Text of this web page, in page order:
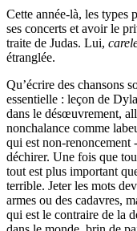
Cette année-là, les types
ses concerts et avoir le
traite de Judas. Lui,
étranglée.
Qu’écrire des chansons
essentielle : leçon de
dans le désœuvrement,
nonchalance comme
qui est non-renoncement
déchirer. Une fois que
tout est plus important
terrible. Jeter les mots
armes ou des cadavres,
qui est le contraire de la